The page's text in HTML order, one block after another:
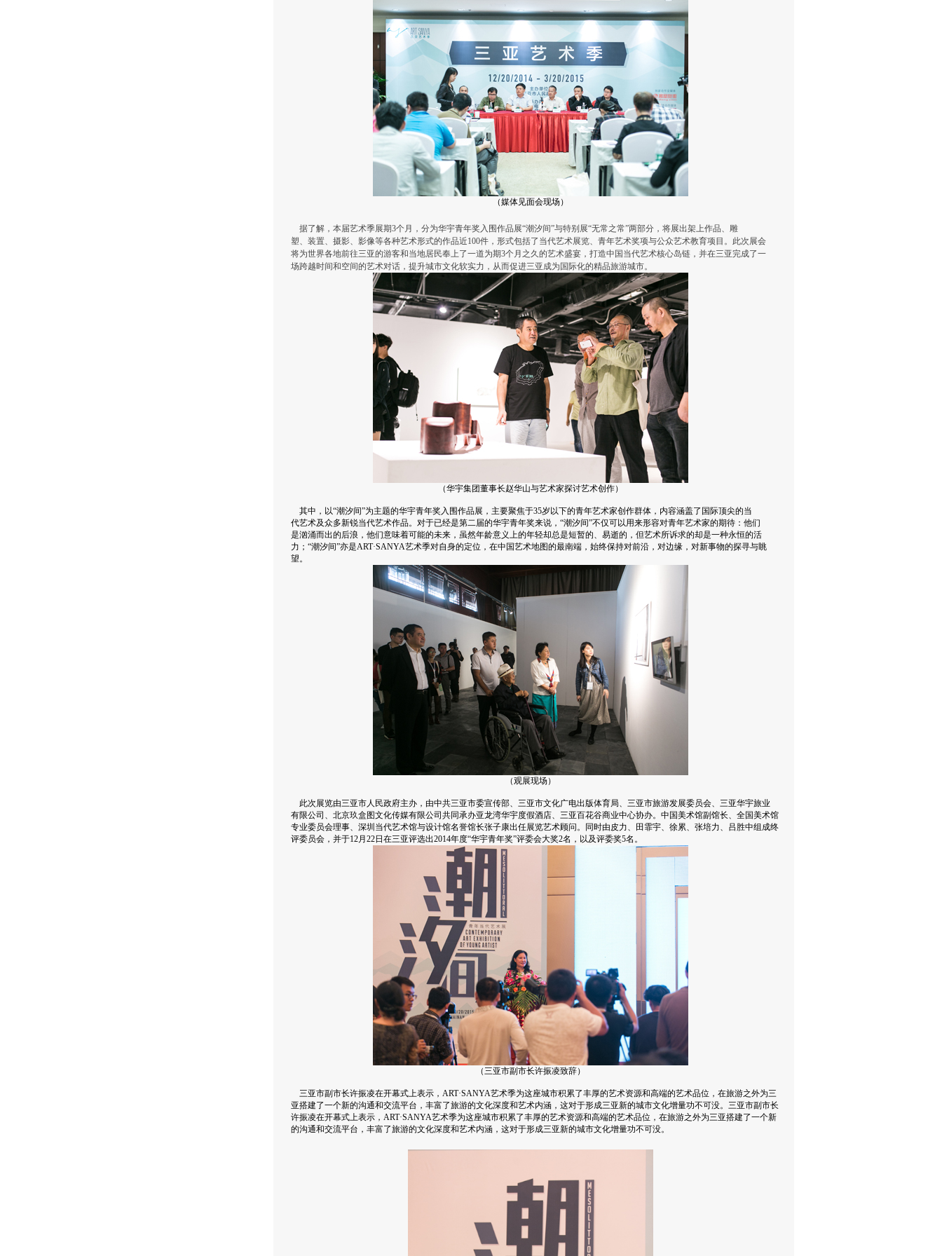
（媒体见面会现场）
据了解，本届艺术季展期3个月，分为华宇青年奖入围作品展“潮汐间”与特别展“无常之常”两部分，将展出架上作品、雕
塑、装置、摄影、影像等各种艺术形式的作品近100件，形式包括了当代艺术展览、青年艺术奖项与公众艺术教育项目。此次展会
将为世界各地前往三亚的游客和当地居民奉上了一道为期3个月之久的艺术盛宴，打造中国当代艺术核心岛链，并在三亚完成了一
场跨越时间和空间的艺术对话，提升城市文化软实力，从而促进三亚成为国际化的精品旅游城市。
（华宇集团董事长赵华山与艺术家探讨艺术创 作）
其中，以“潮汐间”为主题的华宇青年奖入围作品展，主要聚焦于35岁以下的青年艺术家创作群体，内容涵盖了国际顶尖的当
代艺术及众多新锐当代艺术作品。对于已经是第二届的华宇青年奖来说，“潮汐间”不仅可以用来形容对青年艺术家的期待：他们
是汹涌而出的后浪，他们意味着可能的未来，虽然年龄意义上的年轻却总是短暂的、易逝的，但艺术所诉求的却是一种永恒的活
力；“潮汐间”亦是ART·SANYA艺术季对自身的定位，在中国艺术地图的最南端，始终保持对前沿，对边缘，对新事物的探寻与眺
望。
（观展现场）
此次展览由三亚市人民政府主办，由中共三亚市委宣传部、三亚市文化广电出版体育局、三亚市旅游发展委员会、三亚华宇旅业
有限公司、北京玖盒图文化传媒有限公司共同承办亚龙湾华宇度假酒店、三亚百花谷商业中心协办。中国美术馆副馆长、全国美术馆
专业委员会理事、深圳当代艺术馆与设计馆名誉馆长张子康出任展览艺术顾问。同时由皮力、田霏宇、徐累、张培力、吕胜中组成终
评委员会，并于12月22日在三亚评选出2014年度“华宇青年奖”评委会大奖2名，以及评委奖5名。
（三亚市副市长许振凌致辞）
三亚市副市长许振凌在开幕式上表示，ART·SANYA艺术季为这座城市积累了丰厚的艺术资源和高端的艺术品位，在旅游之外为三
亚搭建了一个新的沟通和交流平台，丰富了旅游的文化深度和艺术内涵，这对于形成三亚新的城市文化增量功不可没。 三亚市副市长
许振凌在开幕式上表示， ART·SANYA艺术季为这座城市积累了丰厚的艺术资源和高端的艺术品位，在旅游之外为三亚搭建了一个新
的沟通和交流平台，丰富了旅游的文化深度和艺术内涵，这对于形成三亚新的城市文化增量功不可没。